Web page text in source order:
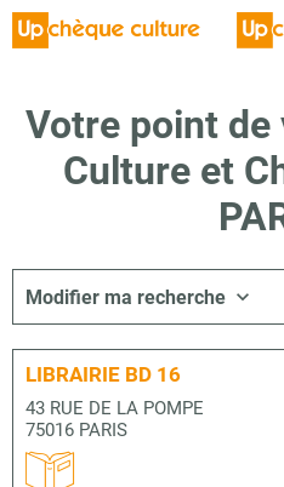
Votre point de
Culture et
Modifier ma recherche
LIBRAIRIE BD 16
43 RUE DE LA POMPE
75016 PARIS